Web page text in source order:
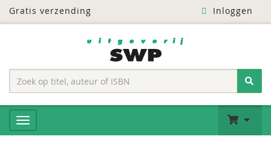
Gratis verzending Inloggen